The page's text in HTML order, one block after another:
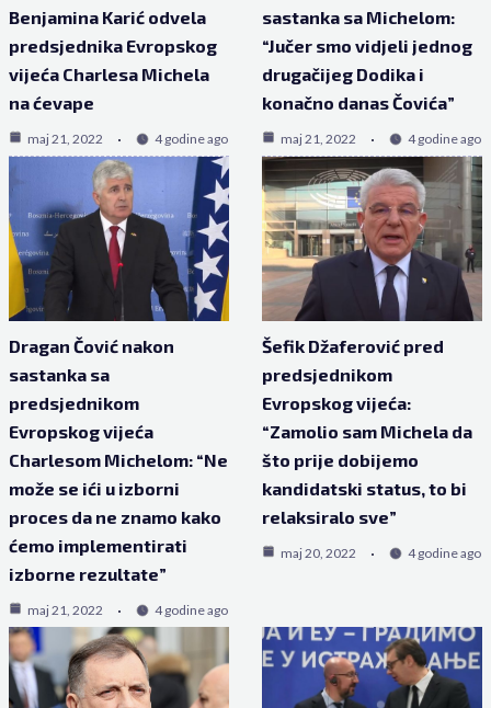
Benjamina Karić odvela
predsjednika Evropskog
vijeća Charlesa Michela
na ćevape
maj 21, 2022 4 godine ago
sastanka sa Michelom:
“Jučer smo vidjeli jednog
drugačijeg Dodika i
konačno danas Čovića”
maj 21, 2022 4 godine ago
Dragan Čović nakon
sastanka sa
predsjednikom
Evropskog vijeća
Charlesom Michelom: “Ne
može se ići u izborni
proces da ne znamo kako
ćemo implementirati
izborne rezultate”
maj 21, 2022 4 godine ago
Šefik Džaferović pred
predsjednikom
Evropskog vijeća:
“Zamolio sam Michela da
što prije dobijemo
kandidatski status, to bi
relaksiralo sve”
maj 20, 2022 4 godine ago